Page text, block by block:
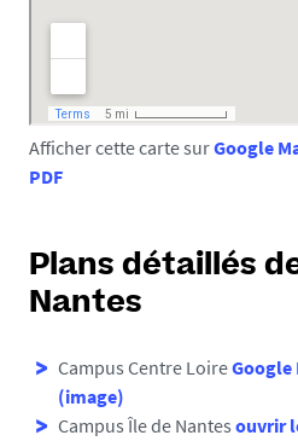
Afficher cette carte surGoogle
PDF
Plans détaillés
Nantes
Campus Centre LoireGoogle
(image)
Campus Île de Nantes ouvrir